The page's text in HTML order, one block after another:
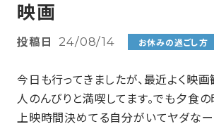
映画
投稿日 24/08/14 お休みの過ごし方
今日も行ってきましたが、最近よく映画
人のんびりと満喫してます。でも夕食
上映時間決めてる自分がいてヤダなー